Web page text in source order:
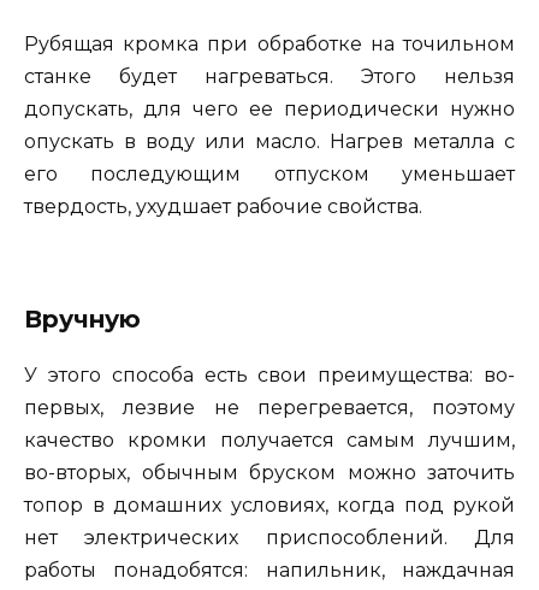
Рубящая кромка при обработке на точильном
станке будет нагреваться. Этого нельзя
допускать, для чего ее периодически нужно
опускать в воду или масло. Нагрев металла с
его последующим отпуском уменьшает
твердость, ухудшает рабочие свойства.
Вручную
У этого способа есть свои преимущества: во-
первых, лезвие не перегревается, поэтому
качество кромки получается самым лучшим,
во-вторых, обычным бруском можно заточить
топор в домашних условиях, когда под рукой
нет электрических приспособлений. Для
работы понадобятся: напильник, наждачная